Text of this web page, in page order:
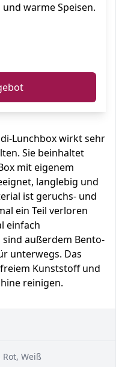
warme Speisen.
Lunchbox wirkt sehr
Sie beinhaltet
mit eigenem
langlebig und
ist geruchs- und
ein Teil verloren
einfach
außerdem Bento-
unterwegs. Das
Kunststoff und
reinigen.
Rot, Weiß